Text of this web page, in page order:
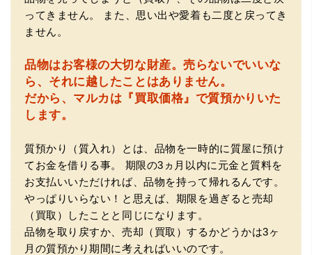
ってきません。
また、思い出や愛着も二度と戻ってき
ません。
品物はお客様の大切な財産。売らないでいいな
ら、それに越したことはありません。
だから、マルカは『買取価格』で質預かりいた
します。
質預かり（質入れ）とは、品物を一時的に質屋に預け
てお金を借りる事。
期限の3ヵ月以内に元金と質料を
お支払いいただければ、品物を持って帰れるんです。
やっぱりいらない！と思えば、期限を過ぎると売却
（買取）したことと同じになります。
品物を取り戻すか、売却（買取）するかどうかは3ヶ
月の質預かり期間に考えればいいのです。